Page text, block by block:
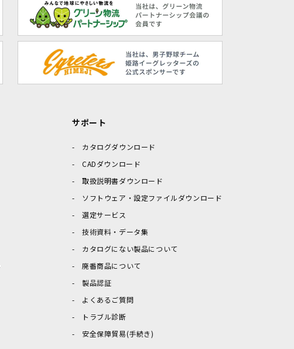
サポート
カタログダウンロード
CADダウンロード
取扱説明書ダウンロード
ソフトウェア・設定ファイルダウンロード
選定サービス
技術資料・データ集
カタログにない製品について
廃番商品について
製品認証
よくあるご質問
トラブル診断
安全保障貿易(手続き)